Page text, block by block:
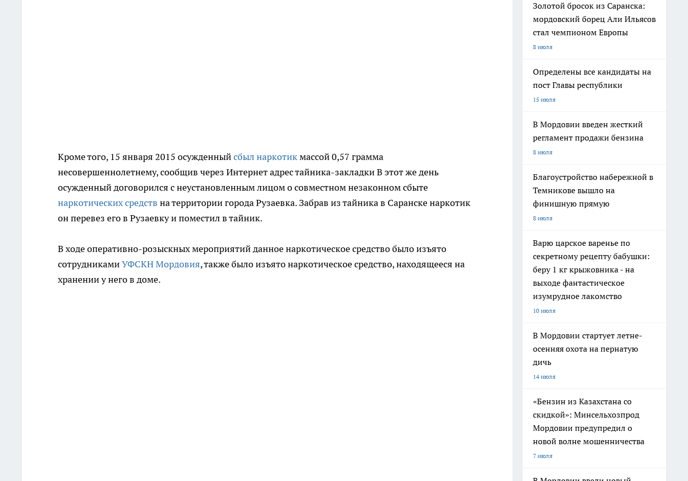
Кроме того, 15 января 2015 осужденныйсбыл наркотикмассой 0,57 грамма
несовершеннолетнему, сообщив через Интернет адрес тайника-закладки В этот же день
осужденный договорился с неустановленным лицом о совместном незаконном сбыте
наркотических средств на территории города Рузаевка. Забрав из тайника в Саранске наркотик
он перевез его в Рузаевку и поместил в тайник.
В ходе оперативно-розыскных мероприятий данное наркотическое средство было изъято
сотрудникамиУФСКН Мордовия, также было изъято наркотическое средство, находящееся на
хранении у него в доме.
Золотой бросок из Саранска:
мордовский борец Али Ильясов
стал чемпионом Европы
8 июля
Определены все кандидаты на
пост Главы республики
15 июля
В Мордовии введен жесткий
регламент продажи бензина
8 июля
Благоустройство набережной в
Темникове вышло на
финишную прямую
8 июля
Варю царское варенье по
секретному рецепту бабушки:
беру 1 кг крыжовника - на
выходе фантастическое
изумрудное лакомство
10 июля
В Мордовии стартует летне-
осенняя охота на пернатую
дичь
14 июля
«Бензин из Казахстана со
скидкой»: Минсельхозпрод
Мордовии предупредил о
новой волне мошенничества
7 июля